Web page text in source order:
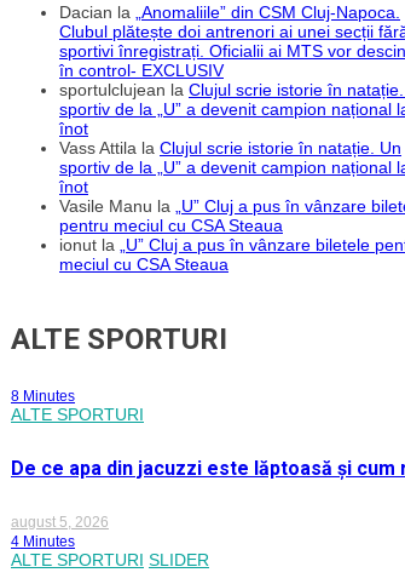
Dacian la
„Anomaliile” din CSM Cluj-Napoca.
Clubul plătește doi antrenori ai unei secții
sportivi înregistrați. Oficialii ai MTS vor
în control- EXCLUSIV
sportulclujean la Clujul scrie istorie în
sportiv de la „U” a devenit campion național
înot
Vass Attila la Clujul scrie istorie în natație. Un
sportiv de la „U” a devenit campion național
înot
Vasile Manu la
„U” Cluj a pus în vânzare
pentru meciul cu CSA Steaua
ionut la
„U” Cluj a pus în vânzare biletele
meciul cu CSA Steaua
ALTE SPORTURI
8 Minutes
ALTE SPORTURI
De ce apa din jacuzzi este lăptoasă și
august 5, 2026
4 Minutes
ALTE SPORTURI SLIDER